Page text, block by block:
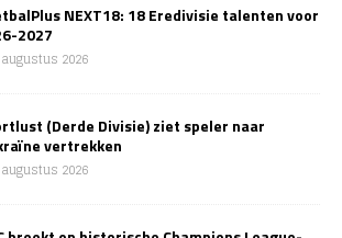
NEXT18: 18 Eredivisie talenten voor
2027
2026
(Derde Divisie) ziet speler naar
vertrekken
2026